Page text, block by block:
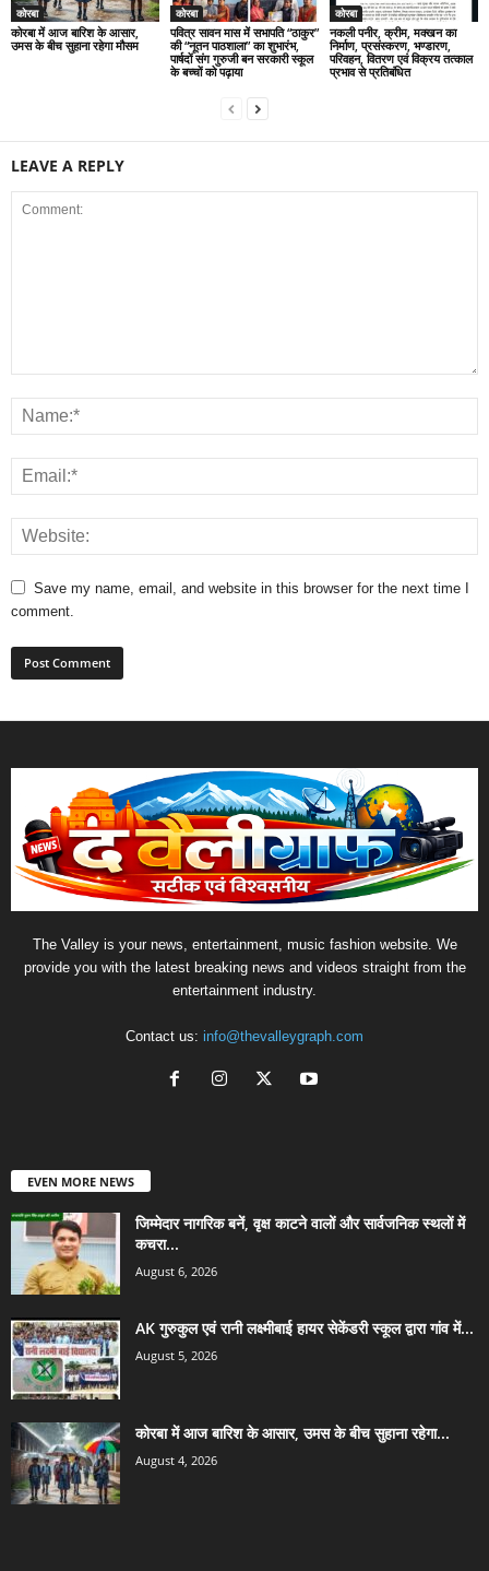
कोरबा
कोरबा में आज बारिश के आसार,
उमस के बीच सुहाना रहेगा मौसम
कोरबा
पवित्र सावन मास में सभापति “ठाकुर”
की “नूतन पाठशाला” का शुभारंभ,
पार्षदों संग गुरुजी बन सरकारी स्कूल
के बच्चों को पढ़ाया
कोरबा
नकली पनीर, क्रीम, मक्खन का
निर्माण, प्रसंस्करण, भण्डारण,
परिवहन, वितरण एवं विक्रय तत्काल
प्रभाव से प्रतिबंधित
LEAVE A REPLY
Save my name, email, and website in this browser for the next time I
comment.
The Valley is your news, entertainment, music fashion website. We
provide you with the latest breaking news and videos straight from the
entertainment industry.
Contact us: info@thevalleygraph.com
EVEN MORE NEWS
जिम्मेदार नागरिक बनें, वृक्ष काटने वालों और सार्वजनिक स्थलों में
कचरा...
August 6, 2026
AK गुरुकुल एवं रानी लक्ष्मीबाई हायर सेकेंडरी स्कूल द्वारा गांव में...
August 5, 2026
कोरबा में आज बारिश के आसार, उमस के बीच सुहाना रहेगा...
August 4, 2026